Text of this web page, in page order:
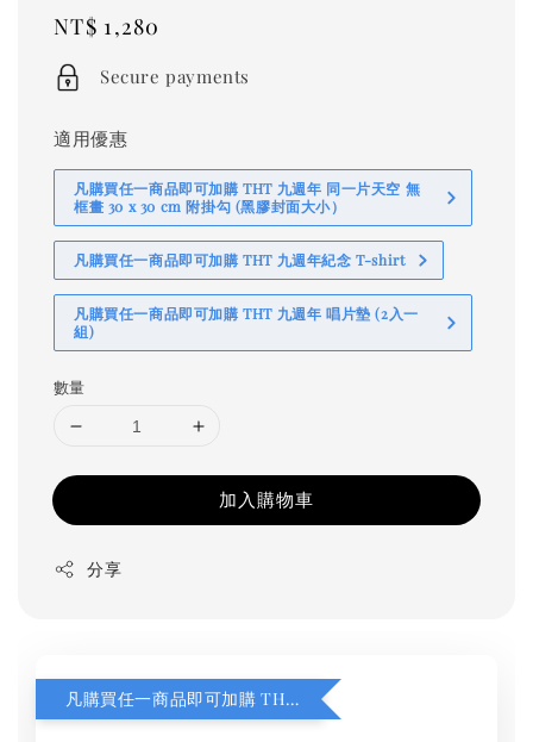
Regular
price
NT$ 1,280
Secure payments
適用優惠
凡購買任一商品即可加購 THT 九週年 同一片天空 無
框畫 30 x 30 cm 附掛勾 (黑膠封面大小）
凡購買任一商品即可加購 THT 九週年紀念 T-shirt
凡購買任一商品即可加購 THT 九週年 唱片墊 (2入一
組)
數量
加入購物車
分享
凡購買任一商品即可加購 THT 九週年 同一片天空 無框畫 30 x 30 cm 附掛勾 (黑膠封面大小）